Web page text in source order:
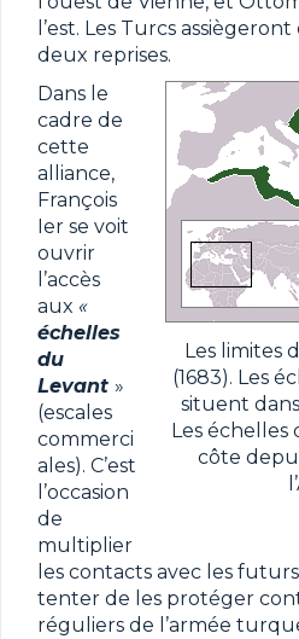
l’est. Les Turcs
deux reprises.
Les limites
(1683). Les
situent
Les
côte
Dans le
cadre de
cette
alliance,
François
Ier se voit
ouvrir
l’accès
aux «
échelles
du
Levant »
(escales
commerci
ales). C’est
l’occasion
de
multiplier
les contacts avec les
tenter de les protéger
réguliers de l’armée